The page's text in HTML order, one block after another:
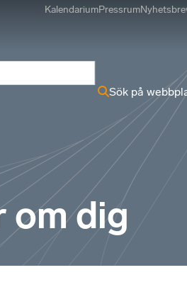
KalendariumPressrum
Sök på
om dig